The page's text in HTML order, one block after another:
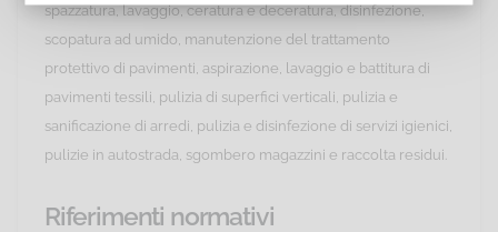
spazzatura, lavaggio, ceratura e deceratura, disinfezione,
scopatura ad umido, manutenzione del trattamento
protettivo di pavimenti, aspirazione, lavaggio e battitura di
pavimenti tessili, pulizia di superfici verticali, pulizia e
sanificazione di arredi, pulizia e disinfezione di servizi igienici,
pulizie in autostrada, sgombero magazzini e raccolta residui.
Riferimenti normativi